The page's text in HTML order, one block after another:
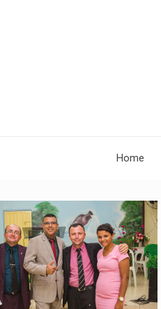
Home